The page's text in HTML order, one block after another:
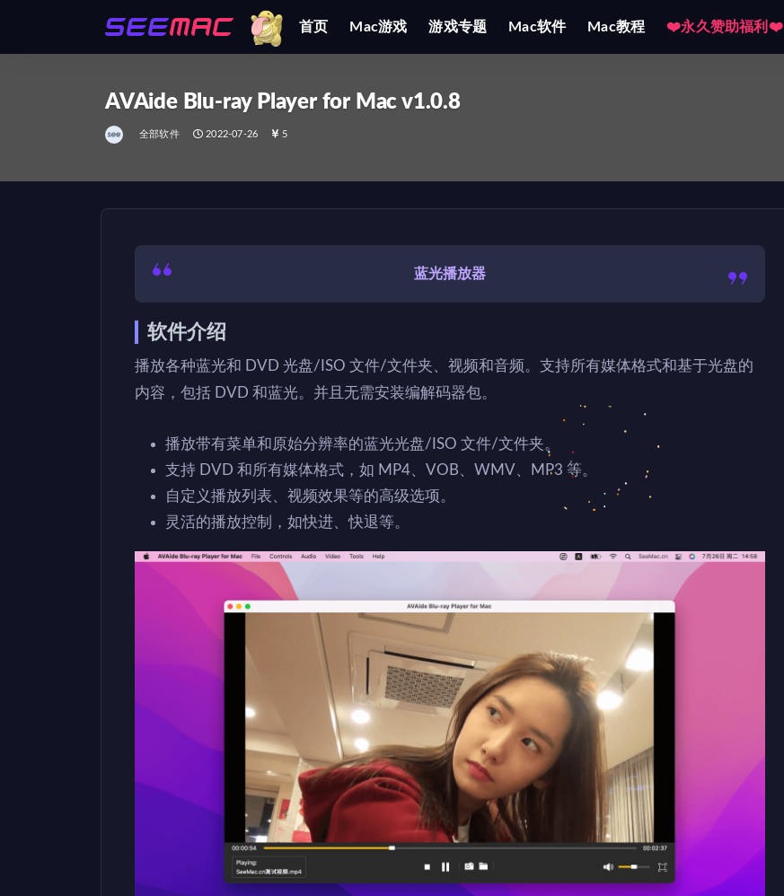
首页 Mac游戏 游戏专题 Mac软件 Mac教程 ❤️永久赞助福利❤️
AVAide Blu-ray Player for Mac v1.0.8
全部软件 2022-07-26 5
蓝光播放器
软件介绍
播放各种蓝光和 DVD 光盘/ISO 文件/文件夹、视频和音频。支持所有媒体格式和基于光盘的
内容，包括 DVD 和蓝光。并且无需安装编解码器包。
播放带有菜单和原始分辨率的蓝光光盘/ISO 文件/文件夹。
支持 DVD 和所有媒体格式，如 MP4、VOB、WMV、MP3 等。
自定义播放列表、视频效果等的高级选项。
灵活的播放控制，如快进、快退等。